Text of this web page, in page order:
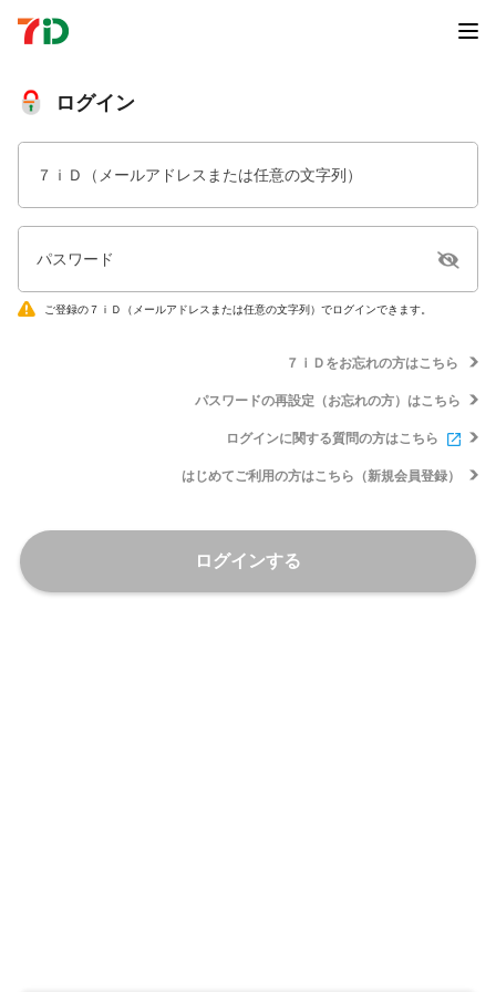
ログイン
７ｉＤ（メールアドレスまたは任意の文字列）
パスワード
ご登録の７ｉＤ（メールアドレスまたは任意の文字列）でログインできます。
７ｉＤをお忘れの方はこちら
パスワードの再設定（お忘れの方）はこちら
ログインに関する質問の方はこちら
はじめてご利用の方はこちら（新規会員登録）
ログインする